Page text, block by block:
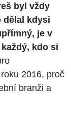
byl vždy
dělal kdysi
je v
kdo si
2016, proč
branži a